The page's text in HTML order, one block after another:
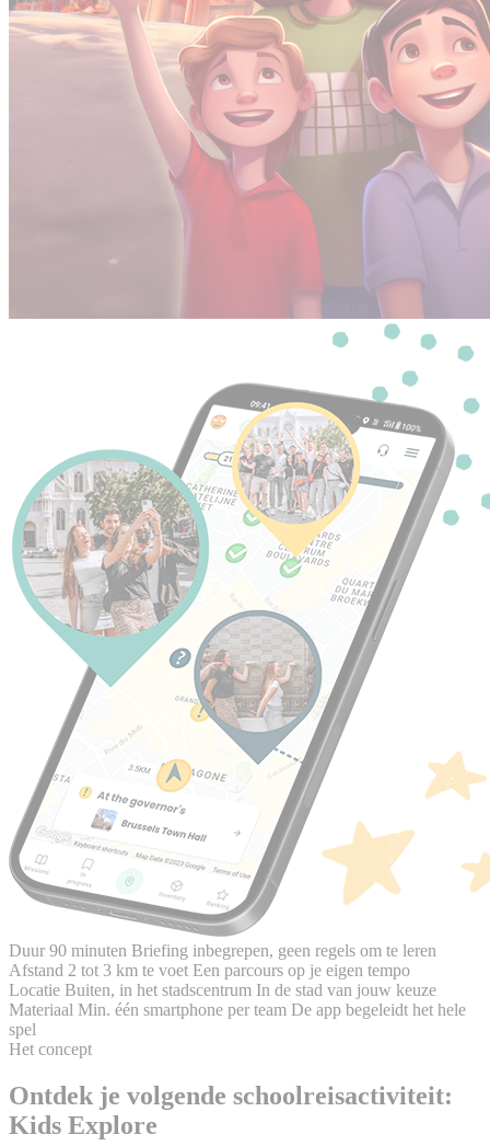
Duur 90 minuten Briefing inbegrepen, geen regels om te leren
Afstand 2 tot 3 km te voet Een parcours op je eigen tempo
Locatie Buiten, in het stadscentrum In de stad van jouw keuze
Materiaal Min. één smartphone per team De app begeleidt het hele
spel
Het concept
Ontdek je volgende schoolreisactiviteit:
Kids Explore